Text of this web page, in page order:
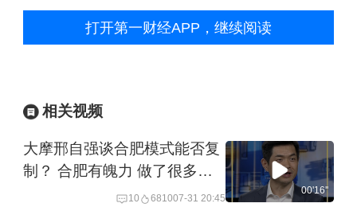
打开第一财经APP，继续阅读
相关视频
大摩邢自强谈合肥模式能否复
制？ 合肥有魄力 做了很多投
资 但政策优惠之外 还要做好
10 681007-31 20:45
00'16''